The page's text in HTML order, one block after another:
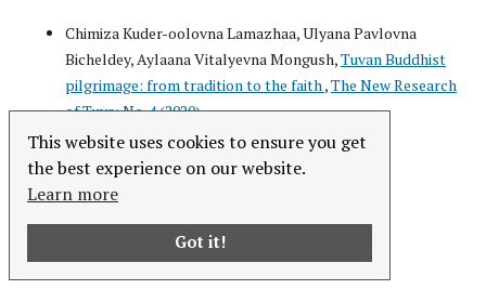
This website uses cookies to ensure you get
the best experience on our website.
Learn more
Got it!
Chimiza Kuder-oolovna Lamazhaa, Ulyana Pavlovna
Bicheldey, Aylaana Vitalyevna Mongush,Tuvan Buddhist
pilgrimage: from tradition to the faith ,The New Research
of Tuva: No. 4 (2020)
Language